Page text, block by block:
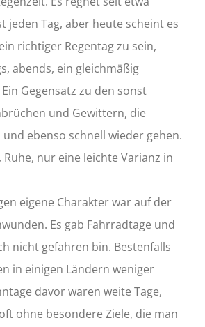
jeden Tag, aber heute scheint es
richtiger Regentag zu sein,
abends, ein gleichmäßig
Gegensatz zu den sonst
und Gewittern, die
ebenso schnell wieder gehen.
nur eine leichte Varianz in
eigene Charakter war auf der
Es gab Fahrradtage und
nicht gefahren bin. Bestenfalls
in einigen Ländern weniger
davor waren weite Tage,
ohne besondere Ziele, die man